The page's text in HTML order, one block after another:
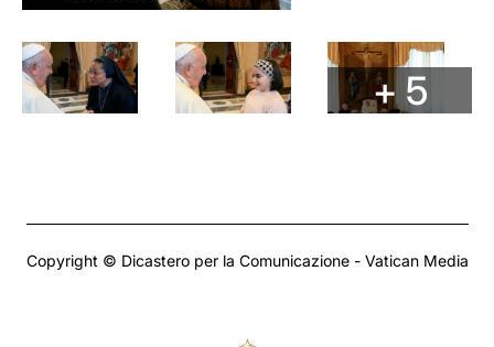
+ 5
Copyright © Dicastero per la Comunicazione - Vatican Media